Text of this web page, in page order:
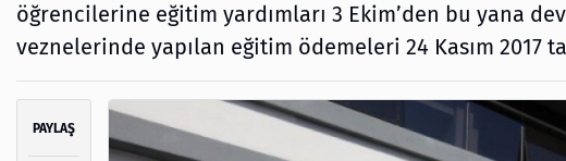
öğrencilerine eğitim yardımları 3 Ekim’den bu yana
veznelerinde yapılan eğitim ödemeleri 24 Kasım 2017
PAYLAŞ